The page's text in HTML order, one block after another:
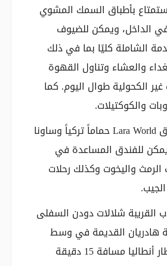
بأطباق السمك المشوي
الداخل، ويمكن للضيوف
الشاملة كليًا بما في ذلك
والعشاء وتناول القهوة
الكحولية طوال اليوم. كما
والكوكتيلات.
تشمل مرافق فندق Lara World حماماً تركياً وساونا
للفندق المساعدة في
واليخوت وكذلك رحلات
القريبة شلالات دودن السفلى
هادريان القديمة في وسط
المدينة. ويبعد مطار أنطاليا مسافة 15 دقيقة